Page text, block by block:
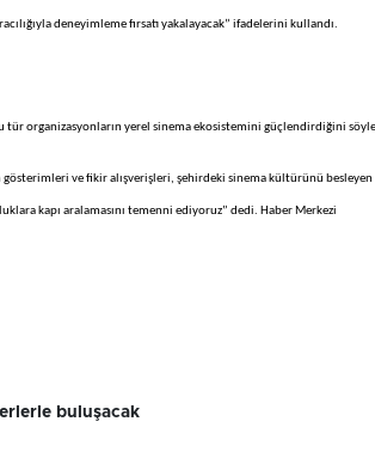
deneyimleme fırsatı yakalayacak” ifadelerini kullandı.
tür organizasyonların yerel sinema ekosistemini güçlendirdiğini
gösterimleri ve fikir alışverişleri, şehirdeki sinema kültürünü besleyen
kapı aralamasını temenni ediyoruz” dedi. Haber Merkezi
buluşacak